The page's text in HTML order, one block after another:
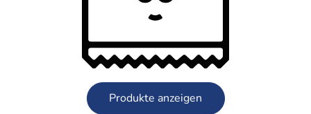
Produkte anzeigen